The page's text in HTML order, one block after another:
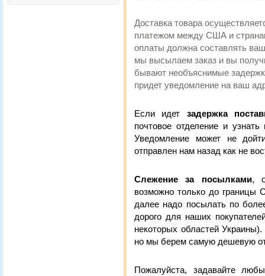
Доставка товара
платежом между США и
оплаты должна составлять
мы высылаем заказ и вы
бывают необъяснимые
придет уведомление на ваш
Если идет задержка
почтовое отделение и
Уведомление может не
отправлен нам назад как не
Слежение за посылками,
возможно только до
далее надо посылать по
дорого для наших
некоторых областей
но мы берем самую дешевую
Пожалуйста, задавайте